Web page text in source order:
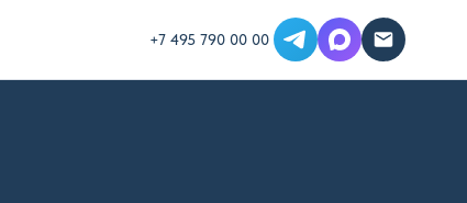
+7 495 790 00 00